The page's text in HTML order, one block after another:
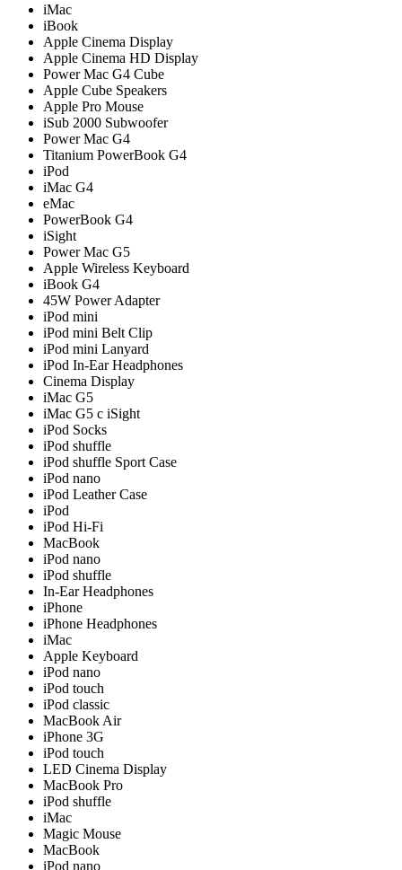
iMac
iBook
Apple Cinema Display
Apple Cinema HD Display
Power Mac G4 Cube
Apple Cube Speakers
Apple Pro Mouse
iSub 2000 Subwoofer
Power Mac G4
Titanium PowerBook G4
iPod
iMac G4
eMac
PowerBook G4
iSight
Power Mac G5
Apple Wireless Keyboard
iBook G4
45W Power Adapter
iPod mini
iPod mini Belt Clip
iPod mini Lanyard
iPod In-Ear Headphones
Cinema Display
iMac G5
iMac G5 с iSight
iPod Socks
iPod shuffle
iPod shuffle Sport Case
iPod nano
iPod Leather Case
iPod
iPod Hi-Fi
MacBook
iPod nano
iPod shuffle
In-Ear Headphones
iPhone
iPhone Headphones
iMac
Apple Keyboard
iPod nano
iPod touch
iPod classic
MacBook Air
iPhone 3G
iPod touch
LED Cinema Display
MacBook Pro
iPod shuffle
iMac
Magic Mouse
MacBook
iPod nano